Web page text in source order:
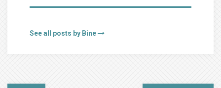
See all posts by Bine